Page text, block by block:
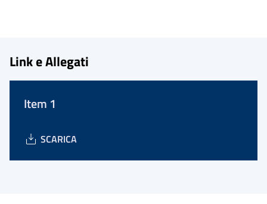
Link e Allegati
Item 1
SCARICA